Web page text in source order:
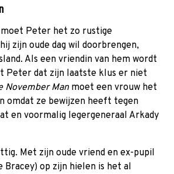
moet Peter het zo rustige
zijn oude dag wil doorbrengen,
Als een vriendin van hem wordt
Peter dat zijn laatste klus er niet
November Manmoet een vrouw het
omdat ze bewijzen heeft tegen
en voormalig legergeneraal Arkady
Met zijn oude vriend en ex-pupil
Bracey) op zijn hielen is het al